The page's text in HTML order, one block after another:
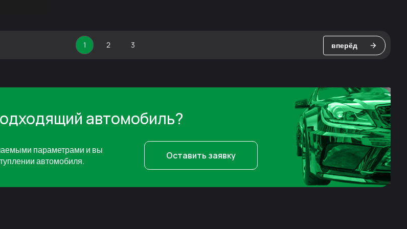
вперёд
1 2 3
автомобиль?
параметрами и вы
автомобиля.
Оставить заявку